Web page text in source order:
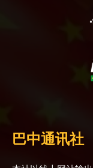
巴中通讯社